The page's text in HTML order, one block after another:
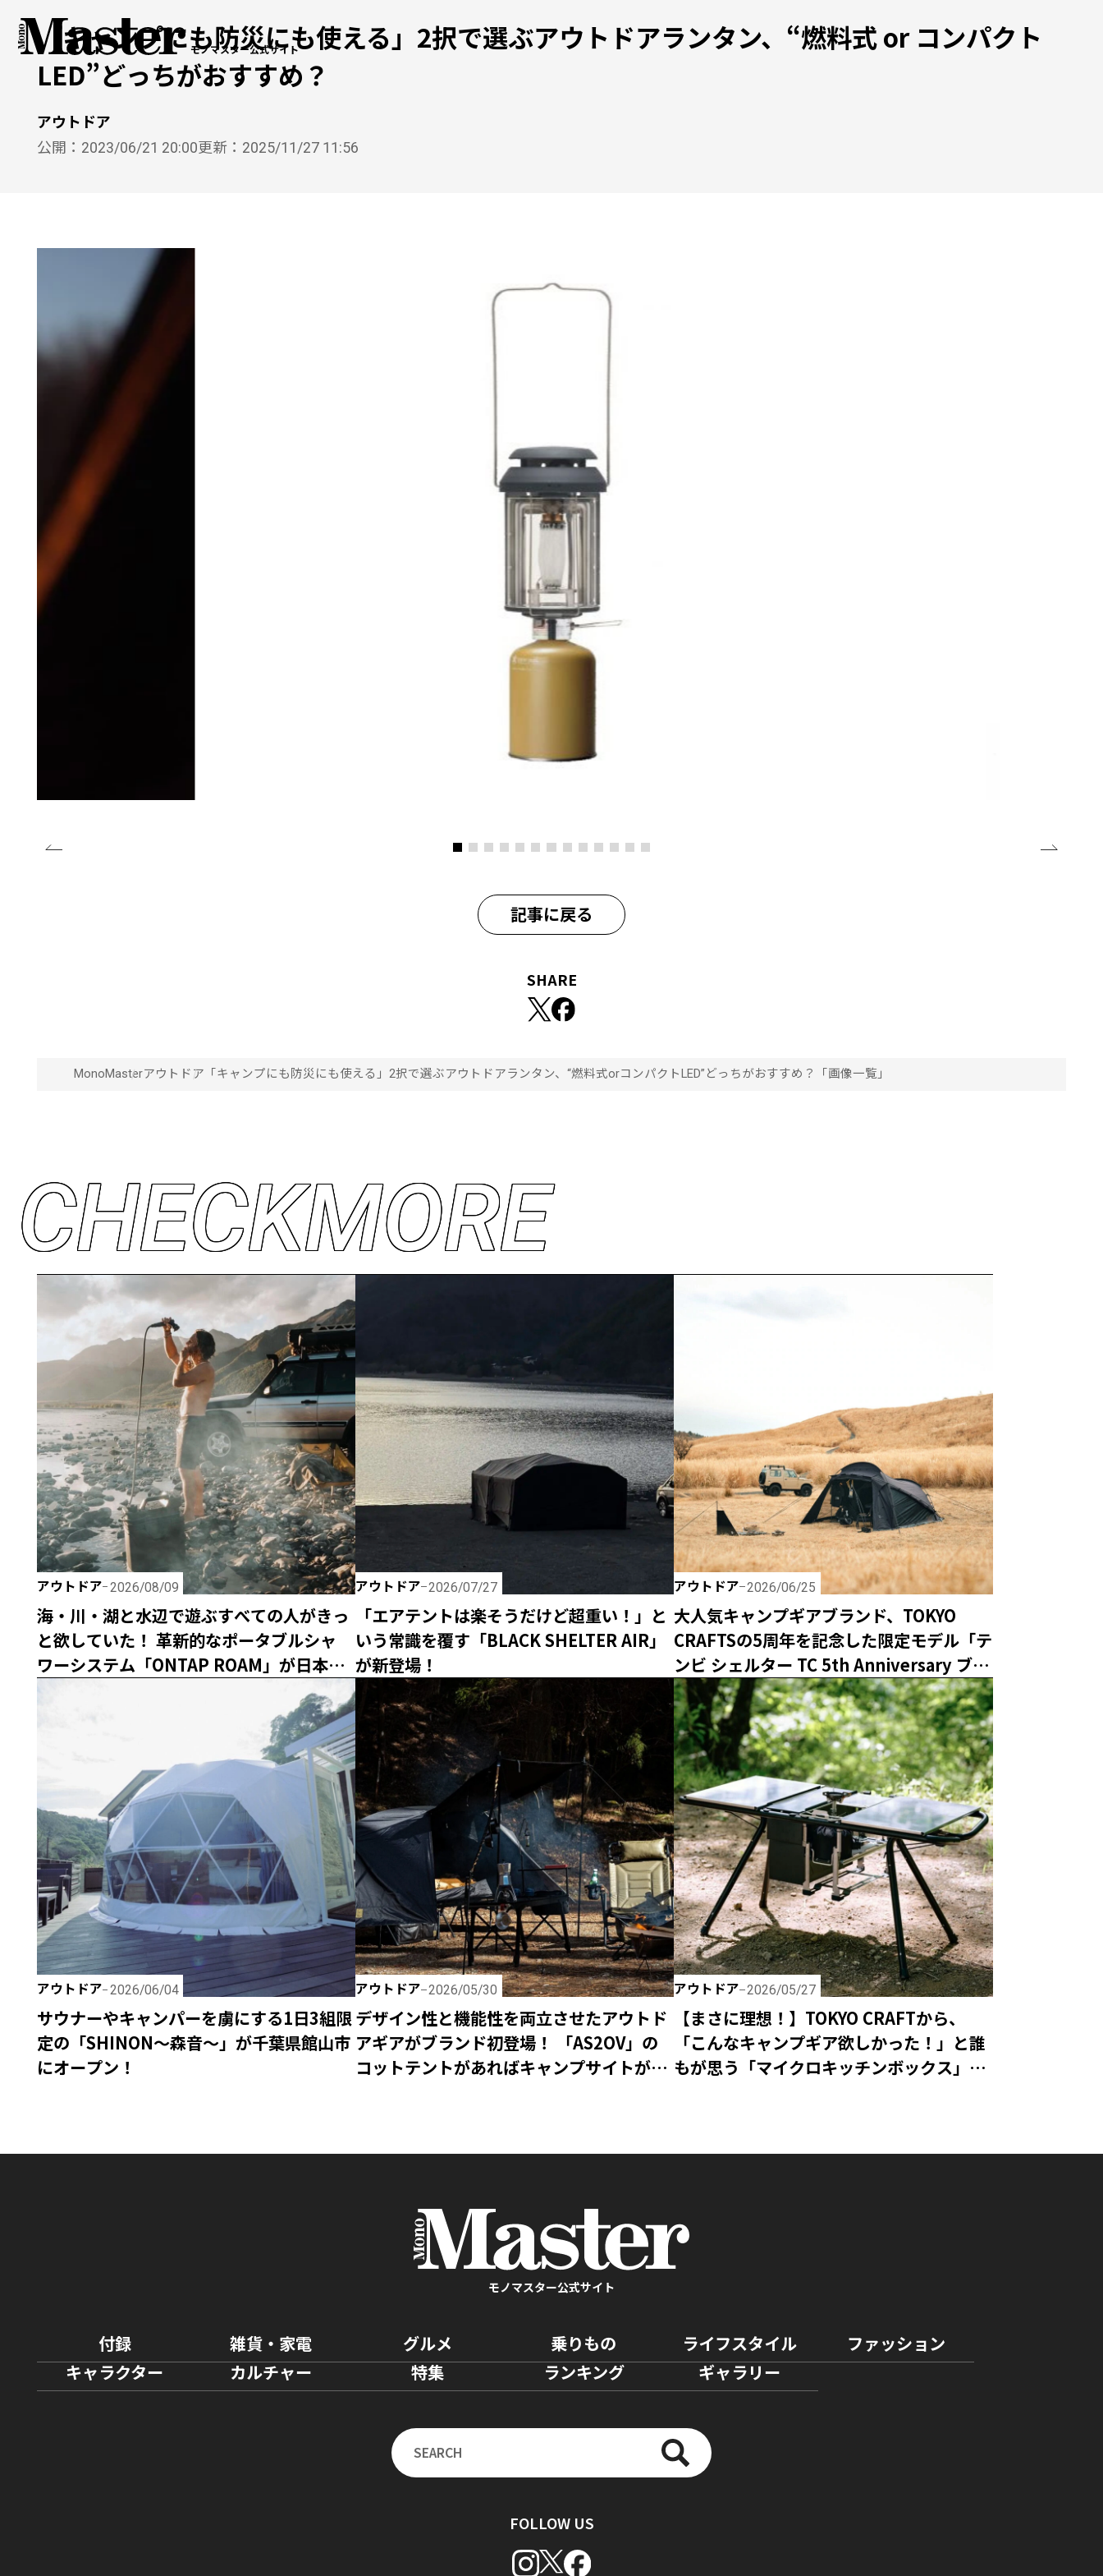
モノマスター公式サイト
「キャンプにも防災にも使える」2択で選ぶアウトドアランタン、“燃料式 or コンパクト
LED”どっちがおすすめ？
アウトドア
公開： 2023/06/21 20:00更新： 2025/11/27 11:56
記事に戻る
SHARE
MonoMasterアウトドア 「キャンプにも防災にも使える」2択で選ぶアウトドアランタン、“燃料式orコンパクトLED”どっちがおすすめ？「画像一覧」
CHECKMORE
アウトドア 2026/08/09
海・川・湖と水辺で遊ぶすべての人がきっ
と欲していた！ 革新的なポータブルシャ
ワーシステム「ONTAP ROAM」が日本初
上陸！
アウトドア 2026/07/27
「エアテントは楽そうだけど超重い！」と
いう常識を覆す「BLACK SHELTER AIR」
が新登場！
アウトドア 2026/06/25
大人気キャンプギアブランド、TOKYO
CRAFTSの5周年を記念した限定モデル「テ
ンビ シェルター TC 5th Anniversary ブ
ラック」は売れきれ必須の激レアアイテ
ム！
アウトドア 2026/06/04
サウナーやキャンパーを虜にする1日3組限
定の「SHINON〜森音〜」が千葉県館山市
にオープン！
アウトドア 2026/05/30
デザイン性と機能性を両立させたアウトド
アギアがブランド初登場！ 「AS2OV」の
コットテントがあればキャンプサイトが快
アウトドア 2026/05/27
【まさに理想！】TOKYO CRAFTから、
「こんなキャンプギア欲しかった！」と誰
もが思う「マイクロキッチンボックス」が
モノマスター公式サイト
付録 雑貨・家電 グルメ 乗りもの ライフスタイル
ファッション
キャラクター
カルチャー 特集 ランキング ギャラリー
FOLLOW US